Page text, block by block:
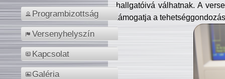
Programbizottság
Versenyhelyszín
Kapcsolat
Galéria
hallgatóivá válhatnak. A
támogatja a